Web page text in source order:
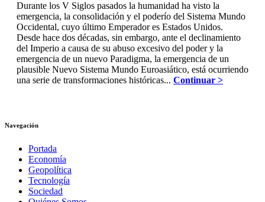
Durante los V Siglos pasados la humanidad ha visto la
emergencia, la consolidación y el poderío del Sistema Mundo
Occidental, cuyo último Emperador es Estados Unidos.
Desde hace dos décadas, sin embargo, ante el declinamiento
del Imperio a causa de su abuso excesivo del poder y la
emergencia de un nuevo Paradigma, la emergencia de un
plausible Nuevo Sistema Mundo Euroasiático, está ocurriendo
una serie de transformaciones históricas... Continuar >
Navegación
Portada
Economía
Geopolítica
Tecnología
Sociedad